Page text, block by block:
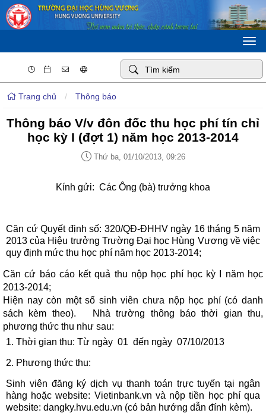
Trang chủ / Thông báo
Thông báo V/v đôn đốc thu học phí tín chỉ
học kỳ I (đợt 1) năm học 2013-2014
Thứ ba, 01/10/2013, 09:26
Kính gửi: Các Ông (bà) trưởng khoa
Căn cứ Quyết định số: 320/QĐ-ĐHHV ngày 16 tháng 5 năm
2013 của Hiệu trưởng Trường Đại học Hùng Vương về việc
quy định mức thu học phí năm học 2013-2014;
Căn cứ báo cáo kết quả thu nộp học phí học kỳ I năm học
2013-2014;
Hiện nay còn một số sinh viên chưa nộp học phí (có danh
sách kèm theo). Nhà trường thông báo thời gian thu,
phương thức thu như sau:
1. Thời gian thu: Từ ngày 01 đến ngày 07/10/2013
2. Phương thức thu:
Sinh viên đăng ký dịch vụ thanh toán trực tuyến tại ngân
hàng hoặc website: Vietinbank.vn và nộp tiền học phí qua
website: dangky.hvu.edu.vn (có bản hướng dẫn đính kèm).